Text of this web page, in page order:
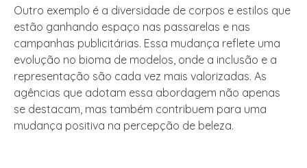
Outro exemplo é a diversidade de corpos e estilos que
estão ganhando espaço nas passarelas e nas
campanhas publicitárias. Essa mudança reflete uma
evolução no bioma de modelos, onde a inclusão e a
representação são cada vez mais valorizadas. As
agências que adotam essa abordagem não apenas
se destacam, mas também contribuem para uma
mudança positiva na percepção de beleza.